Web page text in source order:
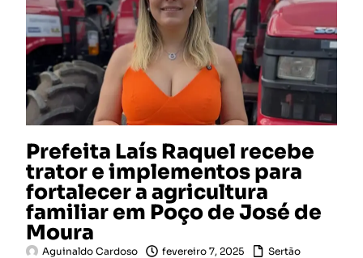
Prefeita Laís Raquel recebe
trator e implementos para
fortalecer a agricultura
familiar em Poço de José de
Moura
Aguinaldo Cardoso fevereiro 7, 2025 Sertão